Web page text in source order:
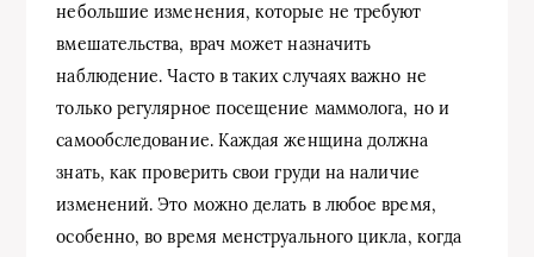
небольшие изменения, которые не требуют
вмешательства, врач может назначить
наблюдение. Часто в таких случаях важно не
только регулярное посещение маммолога, но и
самообследование. Каждая женщина должна
знать, как проверить свои груди на наличие
изменений. Это можно делать в любое время,
особенно, во время менструального цикла, когда